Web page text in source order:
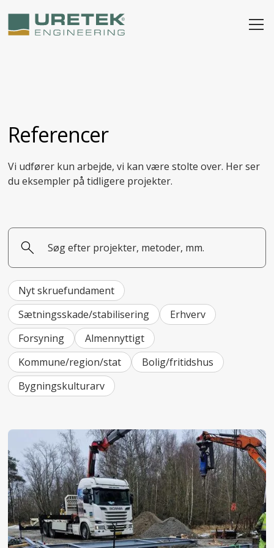
Referencer
Vi udfører kun arbejde, vi kan være stolte over. Her ser
du eksempler på tidligere projekter.
Nyt skruefundament
Sætningsskade/stabilisering
Erhverv
Forsyning
Almennyttigt
Kommune/region/stat
Bolig/fritidshus
Bygningskulturarv